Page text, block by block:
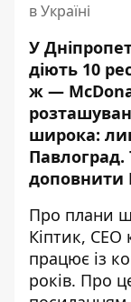
в Україні
У
діють 10
ж —
широка:
доповнити
Про плани
Кіптик, СЕО
працює із
років. Про